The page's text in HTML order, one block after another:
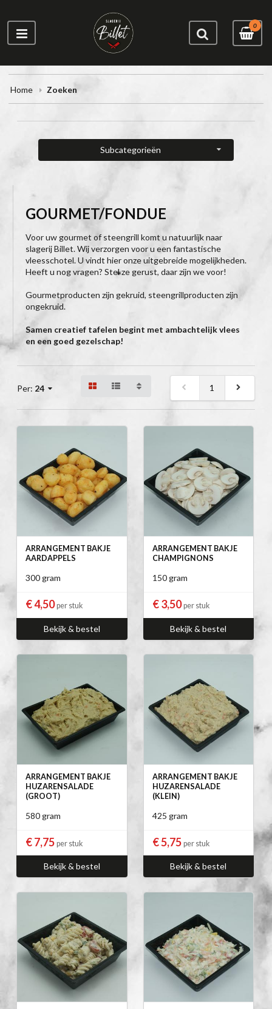
0
Home Zoeken
Subcategorieën
GOURMET/FONDUE
Voor uw gourmet of steengrill komt u natuurlijk naar
slagerij Billet. Wij verzorgen voor u een fantastische
vleesschotel. U vindt hier onze uitgebreide mogelijkheden.
Heeft u nog vragen? Stel ze gerust, daar zijn we voor!
Gourmetproducten zijn gekruid, steengrillproducten zijn
ongekruid.
Samen creatief tafelen begint met ambachtelijk vlees
en een goed gezelschap!
Per: 24 1
ARRANGEMENT BAKJE
AARDAPPELS
300 gram
€ 4,50per stuk
Bekijk & bestel
ARRANGEMENT BAKJE
CHAMPIGNONS
150 gram
€ 3,50per stuk
Bekijk & bestel
ARRANGEMENT BAKJE
HUZARENSALADE
(GROOT)
580 gram
€ 7,75 per stuk
Bekijk & bestel
ARRANGEMENT BAKJE
HUZARENSALADE
(KLEIN)
425 gram
€ 5,75 per stuk
Bekijk & bestel